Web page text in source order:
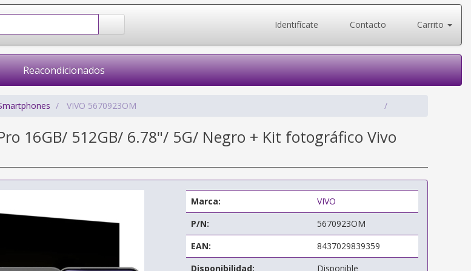
Identifícate Contacto Carrito
Reacondicionados
VIVO 5670923OM
16GB/ 512GB/ 6.78"/ 5G/ Negro + Kit fotográfico Vivo
Marca:
VIVO
P/N:
5670923OM
EAN:
8437029839359
Disponibilidad:
Disponible